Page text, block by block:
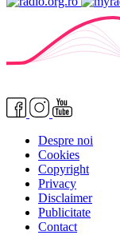
Despre noi
Cookies
Copyright
Privacy
Disclaimer
Publicitate
Contact